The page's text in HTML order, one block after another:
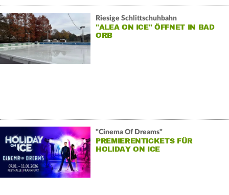
Riesige Schlittschuhbahn
"ALEA ON ICE" ÖFFNET IN BAD
ORB
"Cinema Of Dreams"
PREMIERENTICKETS FÜR
HOLIDAY ON ICE